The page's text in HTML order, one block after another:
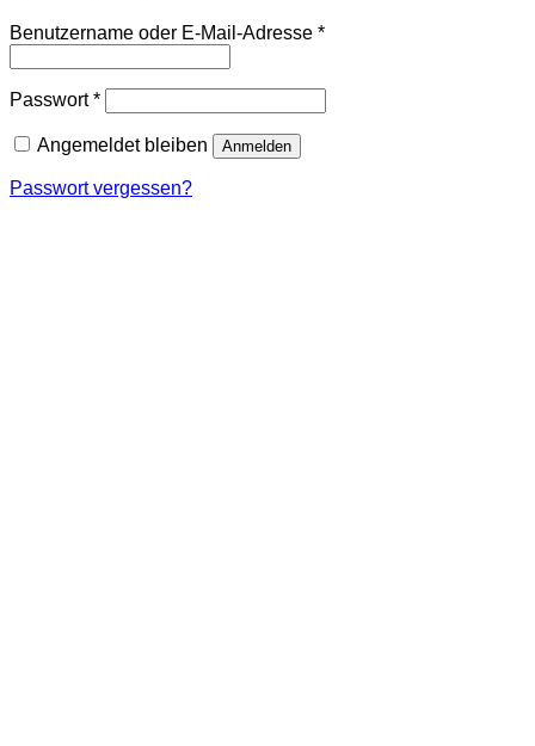
Benutzername oder E-Mail-Adresse *Erforderlich
Passwort*Erforderlich
Angemeldet bleiben Anmelden
Passwort vergessen?